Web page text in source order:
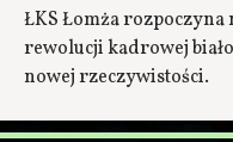
ŁKS Łomża
rewolucji kadrowej
nowej rzeczywistości.